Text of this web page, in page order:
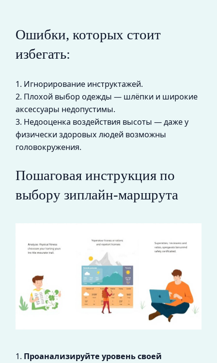
Ошибки, которых стоит
избегать:
1. Игнорирование инструктажей.
2. Плохой выбор одежды — шлёпки и широкие
аксессуары недопустимы.
3. Недооценка воздействия высоты — даже у
физически здоровых людей возможны
головокружения.
Пошаговая инструкция по
выбору зиплайн-маршрута
1. Проанализируйте уровень своей